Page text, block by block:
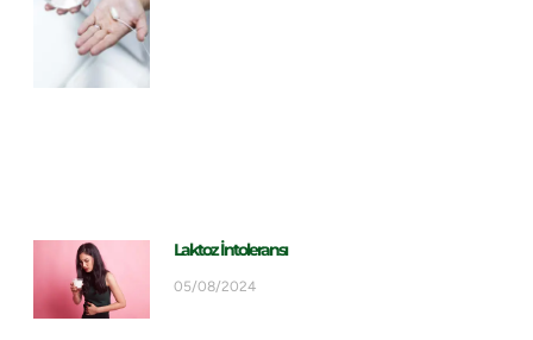
Laktoz İntoleransı
05/08/2024